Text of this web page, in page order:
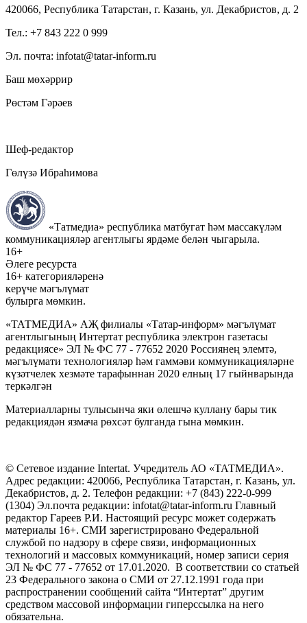
420066, Республика Татарстан, г. Казань, ул. Декабристов, д. 2
Тел.: +7 843 222 0 999
Эл. почта: infotat@tatar-inform.ru
Баш мөхәррир
Рөстәм Гәрәев
Шеф-редактор
Гөлүзә Ибраһимова
«Татмедиа» республика матбугат һәм массакүләм
коммуникацияләр агентлыгы ярдәме белән чыгарыла.
16+
Әлеге ресурста
16+ категорияләренә
керүче мәгълүмат
булырга мөмкин.
«ТАТМЕДИА» АҖ филиалы «Татар-информ» мәгълүмат
агентлыгының Интертат республика электрон газетасы
редакциясе» ЭЛ № ФС 77 - 77652 2020 Россиянең элемтә,
мәгълүмати технологияләр һәм гаммәви коммуникацияләрне
күзәтчелек хезмәте тарафыннан 2020 елның 17 гыйнварында
теркәлгән
Материалларны тулысынча яки өлешчә куллану бары тик
редакциядән язмача рөхсәт булганда гына мөмкин.
© Сетевое издание Intertat. Учредитель АО «ТАТМЕДИА».
Адрес редакции: 420066, Республика Татарстан, г. Казань, ул.
Декабристов, д. 2. Телефон редакции: +7 (843) 222-0-999
(1304) Эл.почта редакции: infotat@tatar-inform.ru Главный
редактор Гареев Р.И. Настоящий ресурс может содержать
материалы 16+. СМИ зарегистрировано Федеральной
службой по надзору в сфере связи, информационных
технологий и массовых коммуникаций, номер записи серия
ЭЛ № ФС 77 - 77652 от 17.01.2020. В соответствии со статьей
23 Федерального закона о СМИ от 27.12.1991 года при
распространении сообщений сайта “Интертат” другим
средством массовой информации гиперссылка на него
обязательна.